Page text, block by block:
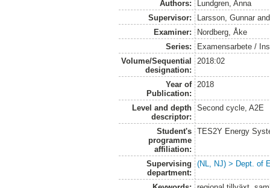
Authors:
Lundgren, Anna
Supervisor:
Larsson, Gunnar
Examiner:
Nordberg, Åke
Series:
Examensarbete /
Volume/Sequential
designation:
2018:02
Year of
Publication:
2018
Level and depth
descriptor:
Second cycle, A2E
Student's
programme
affiliation:
TES2Y Energy
Supervising
department:
(NL, NJ) > Dept. of